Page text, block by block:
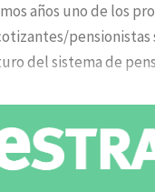
años uno de los
del sistema de